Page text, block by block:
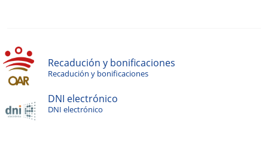
Recadución y bonificaciones
Recadución y bonificaciones
DNI electrónico
DNI electrónico